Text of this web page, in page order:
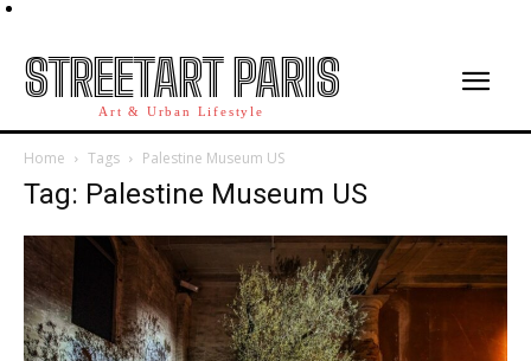
STREETART PARIS
Art & Urban Lifestyle
Home Tags Palestine Museum US
Tag: Palestine Museum US